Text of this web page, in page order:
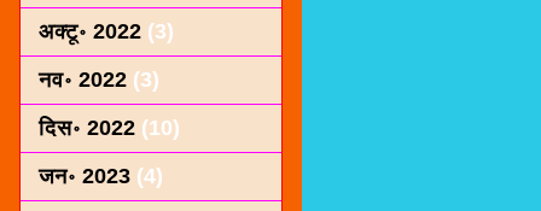
अक्टू॰ 2022 (3)
नव॰ 2022 (3)
दिस॰ 2022 (10)
जन॰ 2023 (4)